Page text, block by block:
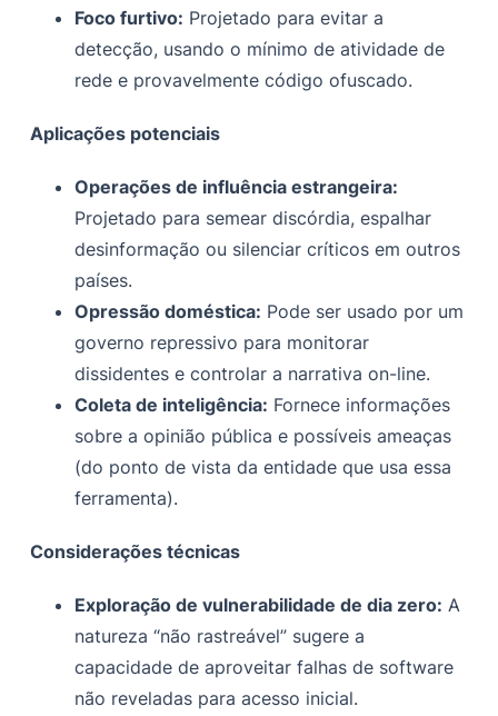
Foco furtivo: Projetado para evitar a
detecção, usando o mínimo de atividade de
rede e provavelmente código ofuscado.
Aplicações potenciais
Operações de influência estrangeira:
Projetado para semear discórdia, espalhar
desinformação ou silenciar críticos em outros
países.
Opressão doméstica: Pode ser usado por um
governo repressivo para monitorar
dissidentes e controlar a narrativa on-line.
Coleta de inteligência: Fornece informações
sobre a opinião pública e possíveis ameaças
(do ponto de vista da entidade que usa essa
ferramenta).
Considerações técnicas
Exploração de vulnerabilidade de dia zero: A
natureza “não rastreável” sugere a
capacidade de aproveitar falhas de software
não reveladas para acesso inicial.